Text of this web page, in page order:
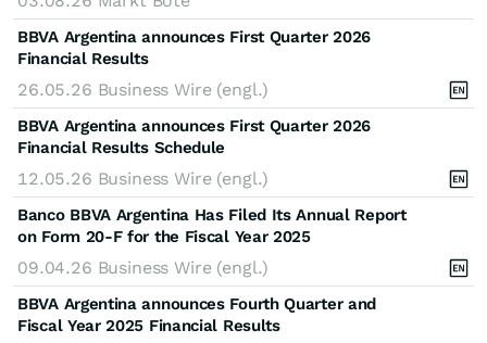
BBVA Argentina announces First Quarter 2026
Financial Results
26.05.26 Business Wire (engl.)
BBVA Argentina announces First Quarter 2026
Financial Results Schedule
12.05.26 Business Wire (engl.)
Banco BBVA Argentina Has Filed Its Annual Report
on Form 20-F for the Fiscal Year 2025
09.04.26 Business Wire (engl.)
BBVA Argentina announces Fourth Quarter and
Fiscal Year 2025 Financial Results